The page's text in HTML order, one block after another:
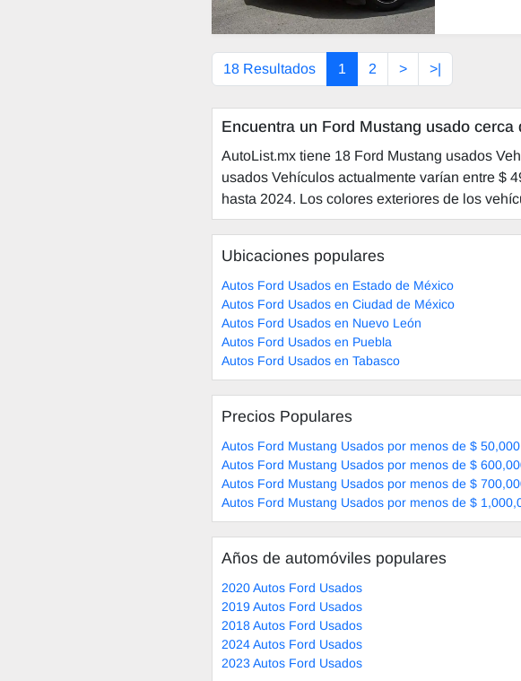
Somos una
18 Resultados 1 2 > >|
Encuentra un Ford Mustang usado cerca
AutoList.mx tiene 18 Ford Mustang usados
usados Vehículos actualmente varían entre $
hasta 2024. Los colores exteriores de los
Ubicaciones populares
Autos Ford Usados en Estado de México
Autos Ford Usados en Ciudad de México
Autos Ford Usados en Nuevo León
Autos Ford Usados en Puebla
Autos Ford Usados en Tabasco
Precios Populares
Autos Ford Mustang Usados por menos de $ 50,000
Autos Ford Mustang Usados por menos de $
Autos Ford Mustang Usados por menos de $
Autos Ford Mustang Usados por menos de $
Años de automóviles populares
2020 Autos Ford Usados
2019 Autos Ford Usados
2018 Autos Ford Usados
2024 Autos Ford Usados
2023 Autos Ford Usados